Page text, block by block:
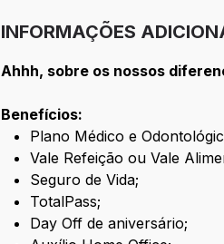
INFORMAÇÕES
Ahhh, sobre os nossos
Benefícios:
Plano Médico e
Vale Refeição ou Vale
Seguro de Vida;
TotalPass;
Day Off de aniversário;